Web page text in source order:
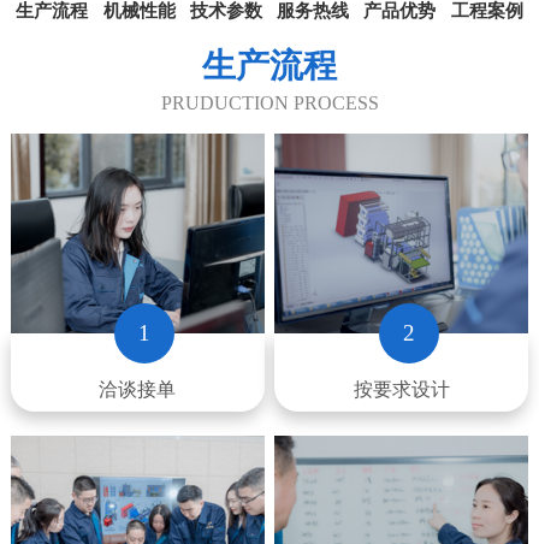
生产流程 机械性能 技术参数 服务热线 产品优势 工程案例
生产流程
PRUDUCTION PROCESS
1
洽谈接单
2
按要求设计